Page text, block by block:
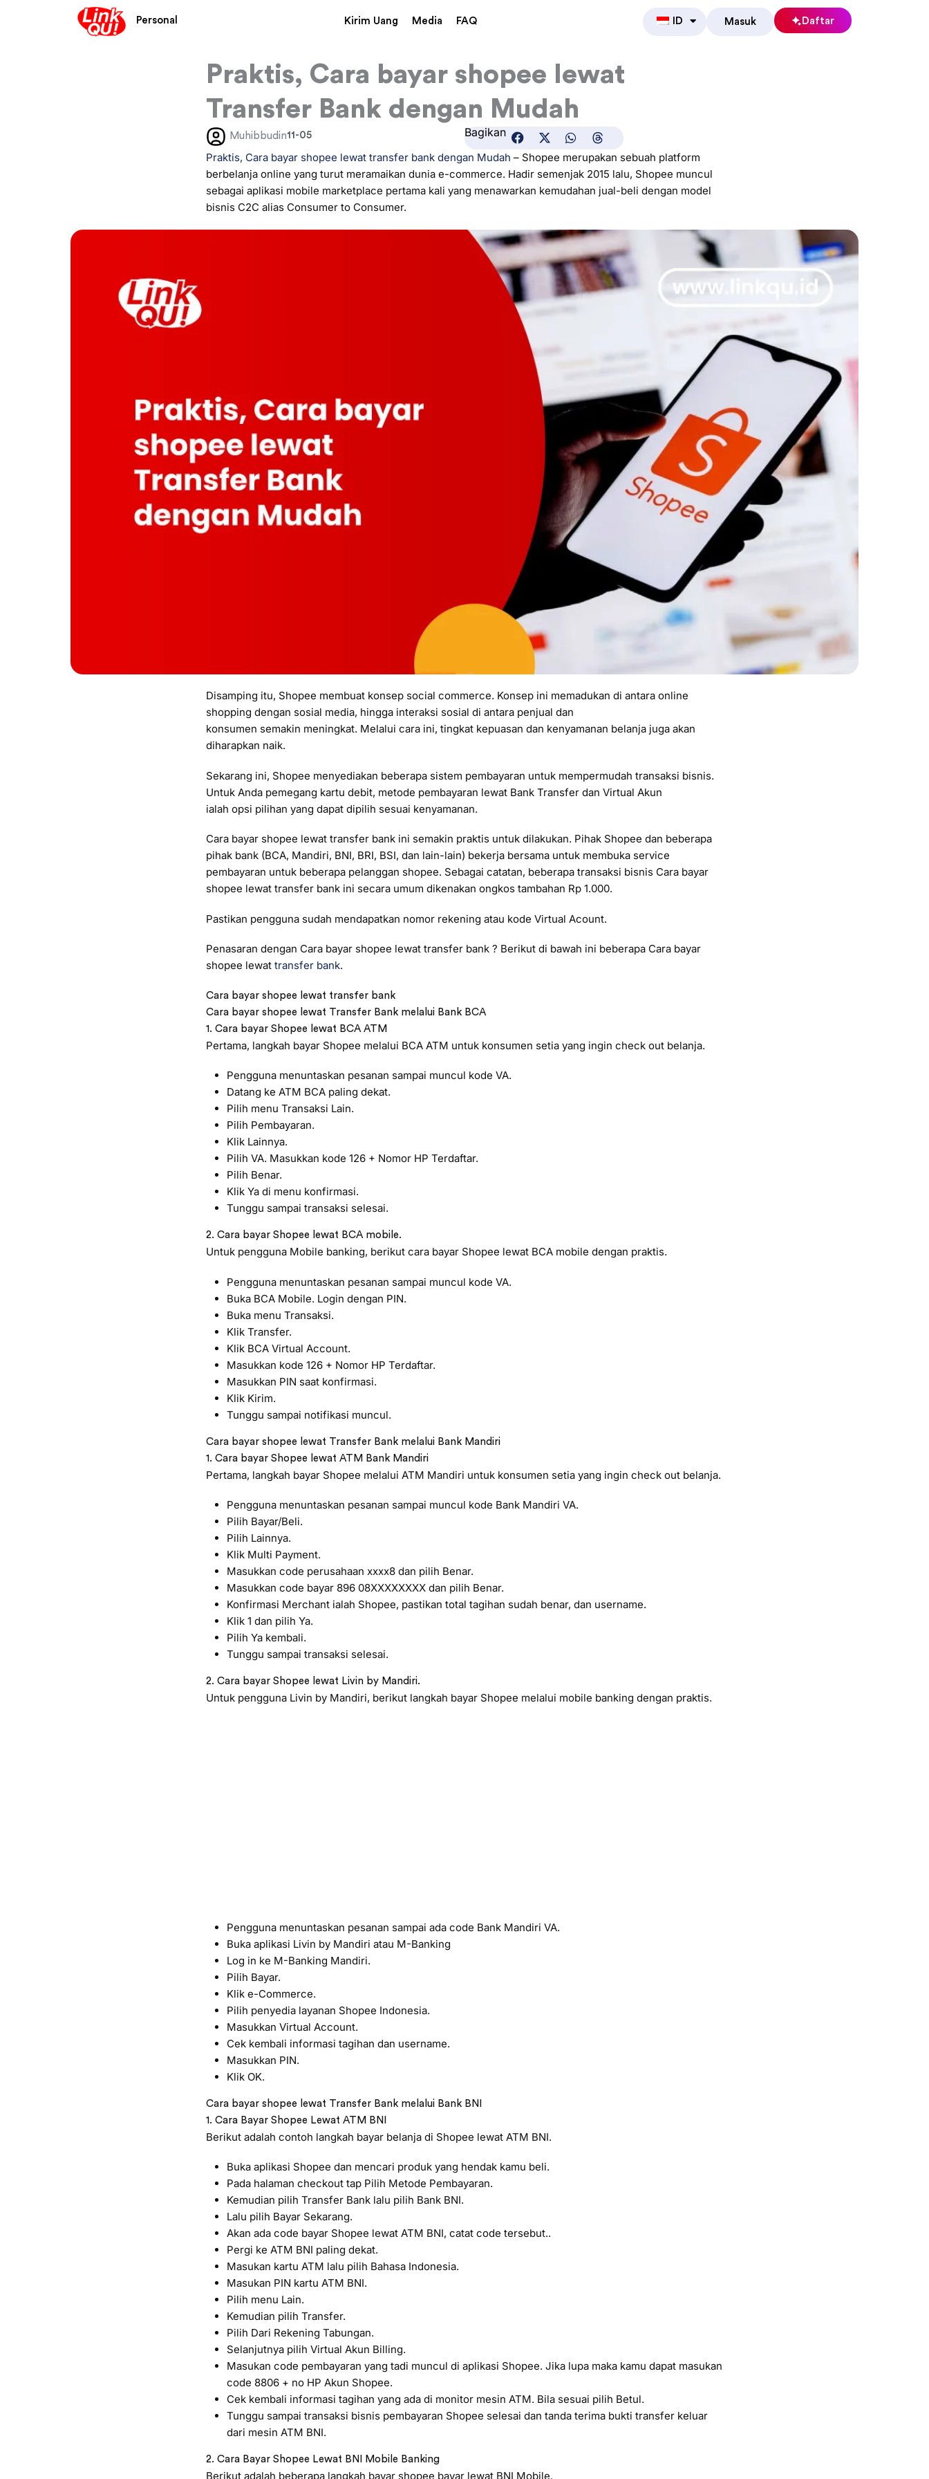
Personal Kirim Uang Media FAQ Daftar
Masuk
ID
Praktis, Cara bayar shopee lewat
Transfer Bank dengan Mudah
Muhibbudin11-05 Bagikan
Praktis, Cara bayar shopee lewat transfer bank dengan Mudah – Shopee merupakan sebuah platform
berbelanja online yang turut meramaikan dunia e-commerce. Hadir semenjak 2015 lalu, Shopee muncul
sebagai aplikasi mobile marketplace pertama kali yang menawarkan kemudahan jual-beli dengan model
bisnis C2C alias Consumer to Consumer.
Disamping itu, Shopee membuat konsep social commerce. Konsep ini memadukan di antara online
shopping dengan sosial media, hingga interaksi sosial di antara penjual dan
konsumen semakin meningkat. Melalui cara ini, tingkat kepuasan dan kenyamanan belanja juga akan
diharapkan naik.
Sekarang ini, Shopee menyediakan beberapa sistem pembayaran untuk mempermudah transaksi bisnis.
Untuk Anda pemegang kartu debit, metode pembayaran lewat Bank Transfer dan Virtual Akun
ialah opsi pilihan yang dapat dipilih sesuai kenyamanan.
Cara bayar shopee lewat transfer bank ini semakin praktis untuk dilakukan. Pihak Shopee dan beberapa
pihak bank (BCA, Mandiri, BNI, BRI, BSI, dan lain-lain) bekerja bersama untuk membuka service
pembayaran untuk beberapa pelanggan shopee. Sebagai catatan, beberapa transaksi bisnis Cara bayar
shopee lewat transfer bank ini secara umum dikenakan ongkos tambahan Rp 1.000.
Pastikan pengguna sudah mendapatkan nomor rekening atau kode Virtual Acount.
Penasaran dengan Cara bayar shopee lewat transfer bank ? Berikut di bawah ini beberapa Cara bayar
shopee lewat transfer bank.
Cara bayar shopee lewat transfer bank
Cara bayar shopee lewat Transfer Bank melalui Bank BCA
1. Cara bayar Shopee lewat BCA ATM
Pertama, langkah bayar Shopee melalui BCA ATM untuk konsumen setia yang ingin check out belanja.
Pengguna menuntaskan pesanan sampai muncul kode VA.
Datang ke ATM BCA paling dekat.
Pilih menu Transaksi Lain.
Pilih Pembayaran.
Klik Lainnya.
Pilih VA. Masukkan kode 126 + Nomor HP Terdaftar.
Pilih Benar.
Klik Ya di menu konfirmasi.
Tunggu sampai transaksi selesai.
2. Cara bayar Shopee lewat BCA mobile.
Untuk pengguna Mobile banking, berikut cara bayar Shopee lewat BCA mobile dengan praktis.
Pengguna menuntaskan pesanan sampai muncul kode VA.
Buka BCA Mobile. Login dengan PIN.
Buka menu Transaksi.
Klik Transfer.
Klik BCA Virtual Account.
Masukkan kode 126 + Nomor HP Terdaftar.
Masukkan PIN saat konfirmasi.
Klik Kirim.
Tunggu sampai notifikasi muncul.
Cara bayar shopee lewat Transfer Bank melalui Bank Mandiri
1. Cara bayar Shopee lewat ATM Bank Mandiri
Pertama, langkah bayar Shopee melalui ATM Mandiri untuk konsumen setia yang ingin check out belanja.
Pengguna menuntaskan pesanan sampai muncul kode Bank Mandiri VA.
Pilih Bayar/Beli.
Pilih Lainnya.
Klik Multi Payment.
Masukkan code perusahaan xxxx8 dan pilih Benar.
Masukkan code bayar 896 08XXXXXXXX dan pilih Benar.
Konfirmasi Merchant ialah Shopee, pastikan total tagihan sudah benar, dan username.
Klik 1 dan pilih Ya.
Pilih Ya kembali.
Tunggu sampai transaksi selesai.
2. Cara bayar Shopee lewat Livin by Mandiri.
Untuk pengguna Livin by Mandiri, berikut langkah bayar Shopee melalui mobile banking dengan praktis.
Pengguna menuntaskan pesanan sampai ada code Bank Mandiri VA.
Buka aplikasi Livin by Mandiri atau M-Banking
Log in ke M-Banking Mandiri.
Pilih Bayar.
Klik e-Commerce.
Pilih penyedia layanan Shopee Indonesia.
Masukkan Virtual Account.
Cek kembali informasi tagihan dan username.
Masukkan PIN.
Klik OK.
Cara bayar shopee lewat Transfer Bank melalui Bank BNI
1. Cara Bayar Shopee Lewat ATM BNI
Berikut adalah contoh langkah bayar belanja di Shopee lewat ATM BNI.
Buka aplikasi Shopee dan mencari produk yang hendak kamu beli.
Pada halaman checkout tap Pilih Metode Pembayaran.
Kemudian pilih Transfer Bank lalu pilih Bank BNI.
Lalu pilih Bayar Sekarang.
Akan ada code bayar Shopee lewat ATM BNI, catat code tersebut..
Pergi ke ATM BNI paling dekat.
Masukan kartu ATM lalu pilih Bahasa Indonesia.
Masukan PIN kartu ATM BNI.
Pilih menu Lain.
Kemudian pilih Transfer.
Pilih Dari Rekening Tabungan.
Selanjutnya pilih Virtual Akun Billing.
Masukan code pembayaran yang tadi muncul di aplikasi Shopee. Jika lupa maka kamu dapat masukan
code 8806 + no HP Akun Shopee.
Cek kembali informasi tagihan yang ada di monitor mesin ATM. Bila sesuai pilih Betul.
Tunggu sampai transaksi bisnis pembayaran Shopee selesai dan tanda terima bukti transfer keluar
dari mesin ATM BNI.
2. Cara Bayar Shopee Lewat BNI Mobile Banking
Berikut adalah beberapa langkah bayar shopee bayar lewat BNI Mobile.